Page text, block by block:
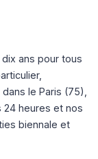
dix ans pour tous
le Paris (75),
24 heures et nos
biennale et